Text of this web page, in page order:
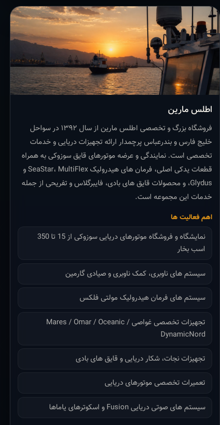
اطلس مارین
فروشگاه بزرگ و تخصصی اطلس مارین از سال ۱۳۹۲ در سواحل
خلیج فارس و بندرعباس پرچمدار ارائه تجهیزات دریایی و خدمات
تخصصی است. نمایندگی و عرضه موتورهای قایق سوزوکی به همراه
قطعات یدکی اصلی، فرمان های هیدرولیک SeaStar، MultiFlex و
Glydus، و محصولات قایق های بادی، فایبرگلاس و تفریحی از جمله
خدمات این مجموعه است.
اهم فعالیت ها
نمایشگاه و فروشگاه موتورهای دریایی سوزوکی از 15 تا 350
اسب بخار
سیستم های ناوبری، کمک ناوبری و صیادی گارمین
سیستم های فرمان هیدرولیک مولتی فلکس
تجهیزات تخصصی غواصی Mares / Omar / Oceanic /
DynamicNord
تجهیزات نجات، شکار دریایی و قایق های بادی
تعمیرات تخصصی موتورهای دریایی
سیستم های صوتی دریایی Fusion و اسکوترهای یاماها